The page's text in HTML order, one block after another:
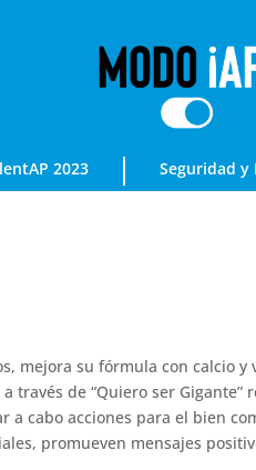
2023 Seguridad y
mejora su fórmula con calcio
través de “Quiero ser
a cabo acciones para el bien
promueven mensajes